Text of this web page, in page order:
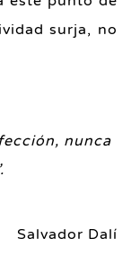
surja, no
nunca
Salvador Dalí